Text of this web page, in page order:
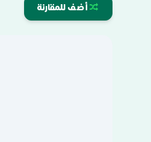
أضف للمقارنة